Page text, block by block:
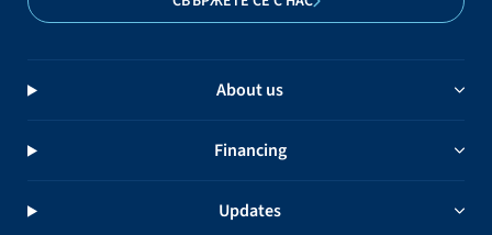
About us
Financing
Updates